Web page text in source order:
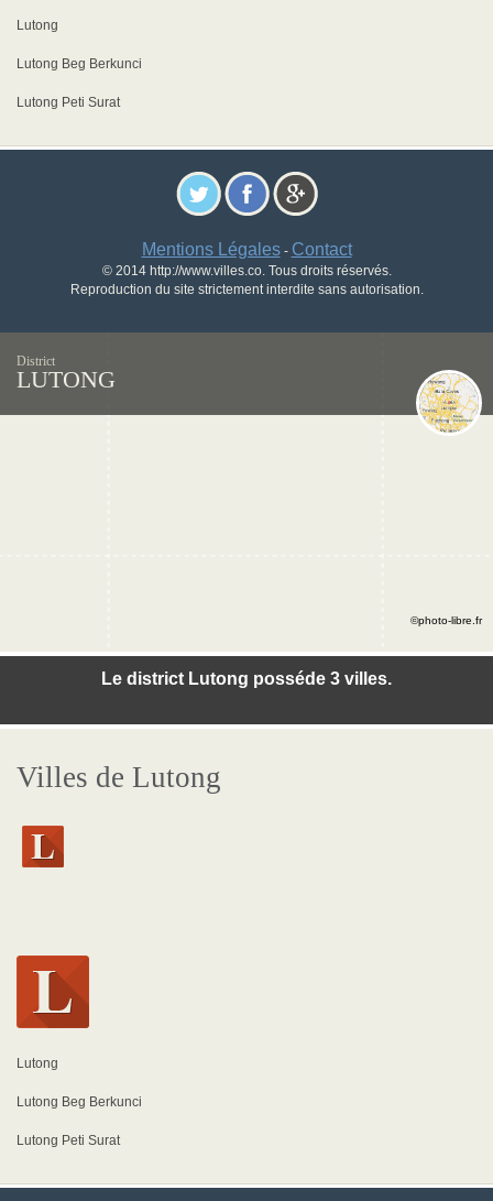
Lutong
Lutong Beg Berkunci
Lutong Peti Surat
Mentions Légales- Contact
© 2014 http://www.villes.co. Tous droits réservés.
Reproduction du site strictement interdite sans autorisation.
District
LUTONG
Le district Lutong posséde 3 villes.
©photo-libre.fr
Villes de Lutong
Lutong
Lutong Beg Berkunci
Lutong Peti Surat